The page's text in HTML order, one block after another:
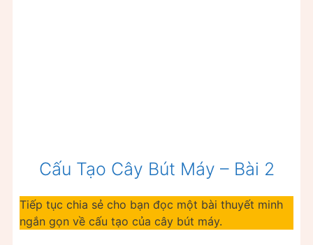
Cấu Tạo Cây Bút Máy – Bài 2
Tiếp tục chia sẻ cho bạn đọc một bài thuyết minh
ngắn gọn về cấu tạo của cây bút máy.